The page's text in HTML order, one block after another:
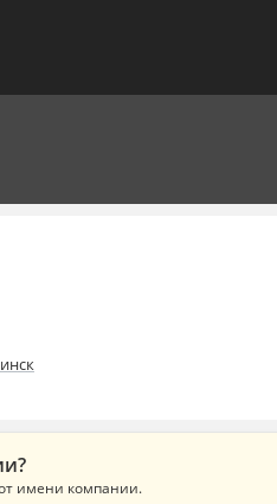
имени компании.